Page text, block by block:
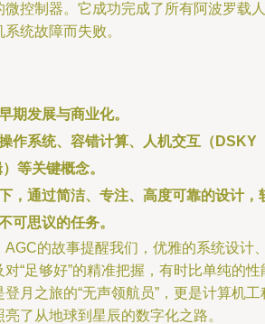
控制器。它成功完成了所有阿波罗载人
统故障而失败。
期发展与商业化。
作系统、容错计算、人机交互（DSKY
等关键概念。
，通过简洁、专注、高度可靠的设计，
可思议的任务。
的故事提醒我们，优雅的系统设计
“足够好”的精准把握，有时比单纯的性
月之旅的“无声领航员”，更是计算机工
了从地球到星辰的数字化之路。